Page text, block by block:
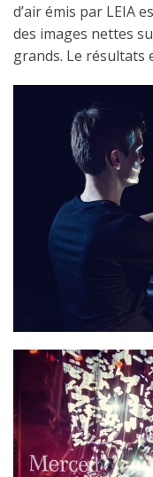
d’air émis par LEIA
des images nettes
grands. Le résultats